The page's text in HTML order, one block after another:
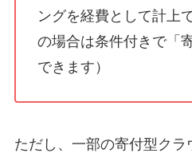
ングを経費として計上
の場合は条件付きで「
できます）
ただし、一部の寄付型ク